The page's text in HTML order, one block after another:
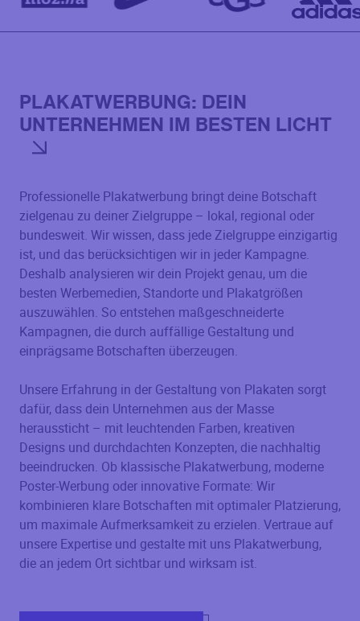
PLAKATWERBUNG: DEIN
UNTERNEHMEN IM BESTEN LICHT
Professionelle Plakatwerbung bringt deine Botschaft
zielgenau zu deiner Zielgruppe – lokal, regional oder
bundesweit. Wir wissen, dass jede Zielgruppe einzigartig
ist, und das berücksichtigen wir in jeder Kampagne.
Deshalb analysieren wir dein Projekt genau, um die
besten Werbemedien, Standorte und Plakatgrößen
auszuwählen. So entstehen maßgeschneiderte
Kampagnen, die durch auffällige Gestaltung und
einprägsame Botschaften überzeugen.
Unsere Erfahrung in der Gestaltung von Plakaten sorgt
dafür, dass dein Unternehmen aus der Masse
heraussticht – mit leuchtenden Farben, kreativen
Designs und durchdachten Konzepten, die nachhaltig
beeindrucken. Ob klassische Plakatwerbung, moderne
Poster-Werbung oder innovative Formate: Wir
kombinieren klare Botschaften mit optimaler Platzierung,
um maximale Aufmerksamkeit zu erzielen. Vertraue auf
unsere Expertise und gestalte mit uns Plakatwerbung,
die an jedem Ort sichtbar und wirksam ist.